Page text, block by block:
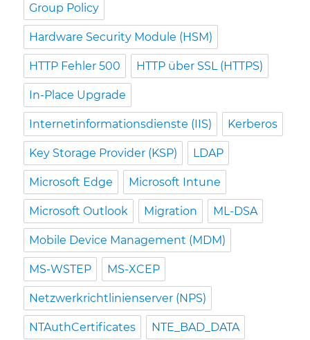
Group Policy
Hardware Security Module (HSM)
HTTP Fehler 500 HTTP über SSL (HTTPS)
In-Place Upgrade
Internetinformationsdienste (IIS) Kerberos
Key Storage Provider (KSP) LDAP
Microsoft Edge Microsoft Intune
Microsoft Outlook Migration ML-DSA
Mobile Device Management (MDM)
MS-WSTEP MS-XCEP
Netzwerkrichtlinienserver (NPS)
NTAuthCertificates NTE_BAD_DATA